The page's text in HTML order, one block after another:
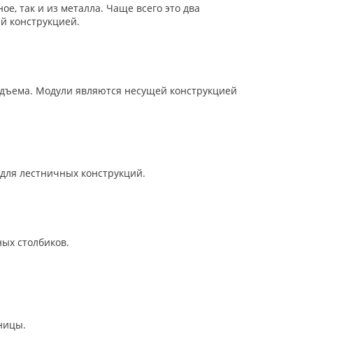
так и из металла. Чаще всего это два
конструкцией.
Модули являются несущей конструкцией
лестничных конструкций.
столбиков.